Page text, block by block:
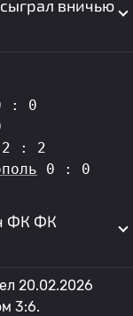
вничью
: 0
2 : 2
0 : 0
ФК ФК
20.02.2026
3:6.